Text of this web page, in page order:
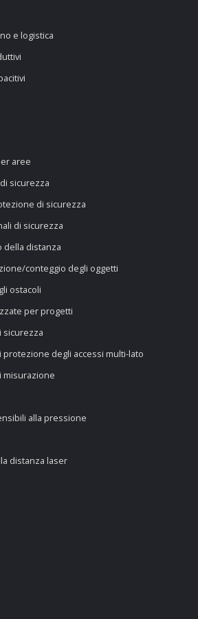
e logistica
aree
sicurezza
di sicurezza
di sicurezza
della distanza
conteggio degli oggetti
ostacoli
per progetti
sicurezza
degli accessi multi-lato
misurazione
alla pressione
distanza laser